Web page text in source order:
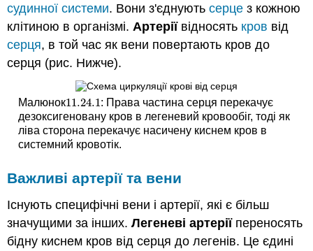
циркуляція
Системний
кровообіг
Резюме
Дізнатися
Дізнатися
більше
I
Дізнатися
II
судинної системи. Вони з'єднуютьсерце з кожною
клітиною в організмі. Артеріївідносять кров від
серця, в той час як вени повертають кров до
серця (рис. Нижче).
Малюнок11.24.1
11.24.1: Права частина серця перекачує
дезоксигеновану кров в легеневий кровообіг, тоді як
ліва сторона перекачує насичену киснем кров в
системний кровотік.
Важливі артерії та вени
Існують специфічні вени і артерії, які є більш
значущими за інших.Легеневі артеріїпереносять
бідну киснем кров від серця до легенів. Це єдині